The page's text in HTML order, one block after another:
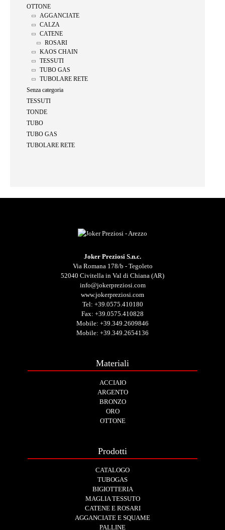
OTTONE
AGGANCIATE
CALZA
CATENE
ROSARI
KAOS CHAIN
TESSUTI
TUBO GAS
TUBOLARE RETE
Senza categoria
TESSUTI
TONDE
TUBO
TUBO GAS
TUBOLARE RETE
Joker Preziosi S.n.c.
Via Romana 178/b - Tegoleto
52040 Civitella in Val di Chiana (AR)
info@jokerpreziosi.com
www.jokerpreziosi.com
Tel: +39.0575.410180
Fax: +39.0575.410828
Mobile: +39.349.2609846
Mobile: +39.349.2654136
Materiali
ACCIAIO
ARGENTO
BRONZO
ORO
OTTONE
Prodotti
CATALOGO
TUBOGAS
BIGIOTTERIA
MAGLIA TESSUTO
CATENE E ROSARI
AGGANCIATE E SQUAME
PALLINE